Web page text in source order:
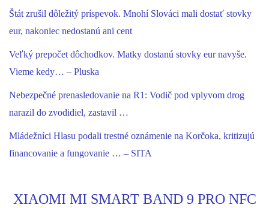
Štát zrušil dôležitý príspevok. Mnohí Slováci mali dostať stovky
eur, nakoniec nedostanú ani cent
Veľký prepočet dôchodkov. Matky dostanú stovky eur navyše.
Vieme kedy… – Pluska
Nebezpečné prenasledovanie na R1: Vodič pod vplyvom drog
narazil do zvodidiel, zastavil …
Mládežníci Hlasu podali trestné oznámenie na Korčoka, kritizujú
financovanie a fungovanie … – SITA
XIAOMI MI SMART BAND 9 PRO NFC